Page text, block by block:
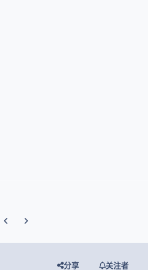
Previous carousel slide
Next carousel slide
分享
关注者